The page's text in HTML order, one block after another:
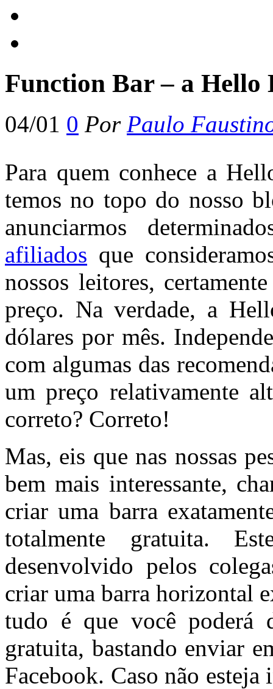
Function Bar – a Hello
04/01 0 Por Paulo
Para quem conhece a
temos no topo do nosso
anunciarmos
afiliados que
nossos leitores,
preço. Na verdade, a
dólares por mês.
com algumas das
um preço relativamente
correto? Correto!
Mas, eis que nas nossas
bem mais interessante,
criar uma barra
totalmente gratuita.
desenvolvido pelos
criar uma barra horizontal
tudo é que você poderá
gratuita, bastando enviar
Facebook. Caso não esteja